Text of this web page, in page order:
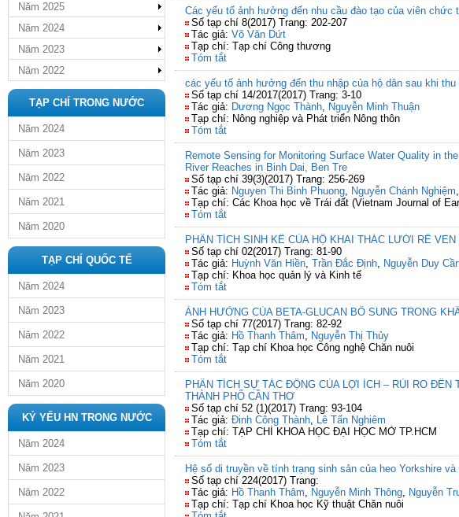
Năm 2025
Năm 2024
Năm 2023
Năm 2022
TẠP CHÍ TRONG NƯỚC
Năm 2024
Năm 2023
Năm 2022
Năm 2021
Năm 2020
TẠP CHÍ QUỐC TẾ
Năm 2024
Năm 2023
Năm 2022
Năm 2021
Năm 2020
KỶ YẾU HN TRONG NƯỚC
Năm 2024
Năm 2023
Năm 2022
Các yếu tố ảnh hưởng đến nhu cầu đào tạo của viên chức
Số tạp chí 8(2017) Trang: 202-207
Tác giả: Võ Văn Dứt
Tạp chí: Tạp chí Công thương
Tóm tắt
các yếu tố ảnh hưởng đến thu nhập của hộ dân sau khi
Số tạp chí 14/2017(2017) Trang: 3-10
Tác giả: Dương Ngọc Thành, Nguyễn Minh Thuận
Tạp chí: Nông nghiệp và Phát triển Nông thôn
Tóm tắt
Remote Sensing for Monitoring Surface Water Quality in
River Reaches in Binh Dai, Ben Tre
Số tạp chí 39(3)(2017) Trang: 256-269
Tác giả: Nguyen Thi Binh Phuong, Nguyễn Chánh Nghiệm,
Tạp chí: Các Khoa học về Trái đất (Vietnam Journal of
Tóm tắt
PHÂN TÍCH SINH KẾ CỦA HỘ KHAI THÁC LƯỚI RÊ
Số tạp chí 02(2017) Trang: 81-90
Tác giả: Huỳnh Văn Hiền, Trần Đắc Định, Nguyễn Duy
Tạp chí: Khoa học quản lý và Kinh tế
Tóm tắt
ẢNH HƯỞNG CỦA BETA-GLUCAN BỔ SUNG TRONG
Số tạp chí 77(2017) Trang: 82-92
Tác giả: Hồ Thanh Thâm, Nguyễn Thị Thủy
Tạp chí: Tạp chí Khoa học Công nghệ Chăn nuôi
Tóm tắt
PHÂN TÍCH SỰ TÁC ĐỘNG CỦA LỢI ÍCH – RỦI RO
THÀNH PHỐ CẦN THƠ
Số tạp chí 52 (1)(2017) Trang: 93-104
Tác giả: Đinh Công Thành, Lê Tấn Nghiêm
Tạp chí: TẠP CHÍ KHOA HỌC ĐẠI HỌC MỞ TP.HCM
Tóm tắt
Hệ số di truyền về tính trạng sinh sản của heo Yorkshire
Số tạp chí 224(2017) Trang:
Tác giả: Hồ Thanh Thâm, Nguyễn Minh Thông, Nguyễn
Tạp chí: Tạp chí Khoa học Kỹ thuật Chăn nuôi